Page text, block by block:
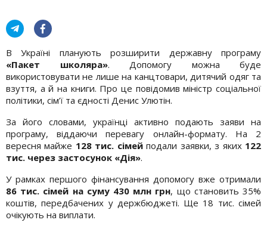
В Україні планують розширити державну програму
«Пакет школяра». Допомогу можна буде
використовувати не лише на канцтовари, дитячий одяг та
взуття, а й на книги. Про це повідомив міністр соціальної
політики, сім’ї та єдності Денис Улютін.
За його словами, українці активно подають заяви на
програму, віддаючи перевагу онлайн-формату. На 2
вересня майже 128 тис. сімейподали заявки, з яких 122
тис. через застосунок «Дія».
У рамках першого фінансування допомогу вже отримали
86 тис. сімей на суму 430 млн грн, що становить 35%
коштів, передбачених у держбюджеті. Ще 18 тис. сімей
очікують на виплати.